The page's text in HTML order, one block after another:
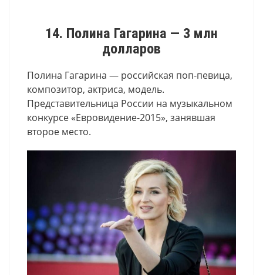
14. Полина Гагарина — 3 млн
долларов
Полина Гагарина — российская поп-певица,
композитор, актриса, модель.
Представительница России на музыкальном
конкурсе «Евровидение-2015», занявшая
второе место.